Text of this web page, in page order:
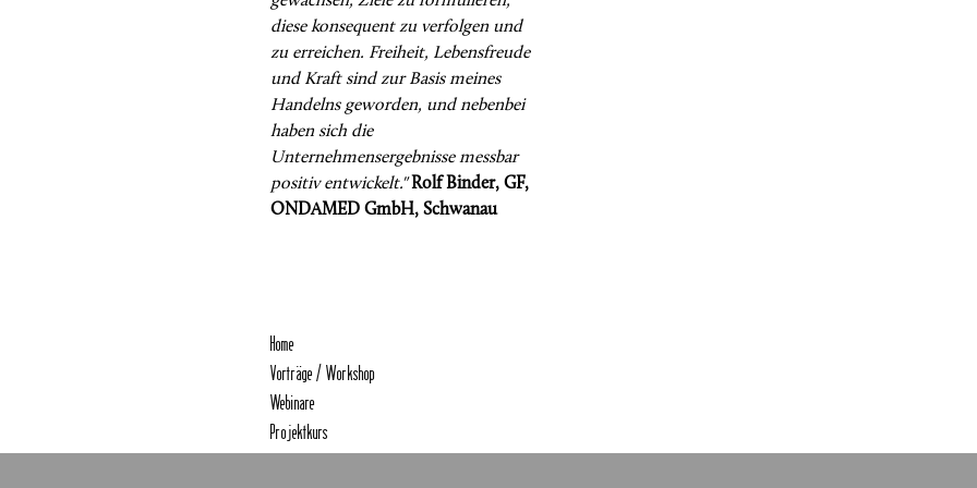
diese konsequent zu verfolgen und
zu erreichen. Freiheit, Lebensfreude
und Kraft sind zur Basis meines
Handelns geworden, und nebenbei
haben sich die
Unternehmensergebnisse messbar
positiv entwickelt."Rolf Binder, GF,
ONDAMED GmbH, Schwanau
Home
Vorträge / Workshop
Webinare
Projektkurs
Leader-Programm